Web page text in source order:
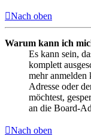
Nach oben
Warum kann ich
Es kann sein,
komplett
mehr anmelden
Adresse oder
möchtest,
an die Board-
Nach oben